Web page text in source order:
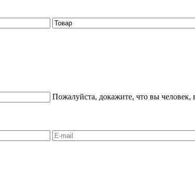
Пожалуйста, докажите, что вы человек,